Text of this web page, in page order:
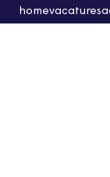
homevacatures